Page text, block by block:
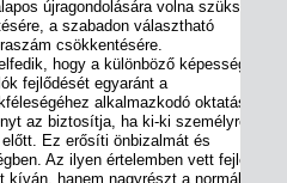
újragondolására volna szükség:
a szabadon választható
csökkentésére.
hogy a különböző képességekkel
fejlődését egyaránt a
alkalmazkodó oktatás
az biztosítja, ha ki-ki személyre
Ez erősíti önbizalmát és
Az ilyen értelemben vett fejlesztő
kíván, hanem nagyrészt a normál